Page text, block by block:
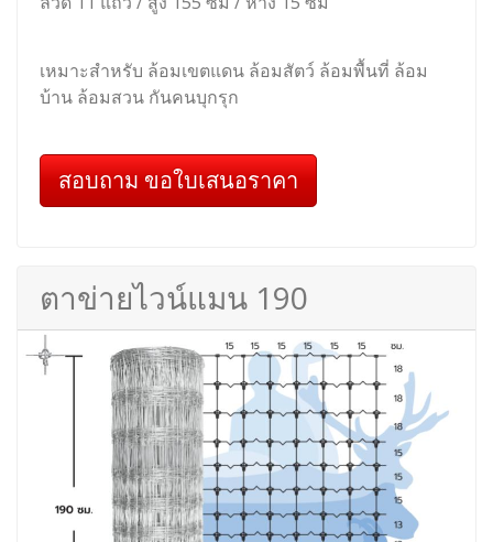
เหมาะสำหรับ ล้อมเขตแดน ล้อมสัตว์ ล้อมพื้นที่ ล้อม
บ้าน ล้อมสวน กันคนบุกรุก
สอบถาม ขอใบเสนอราคา
ตาข่ายไวน์แมน 190